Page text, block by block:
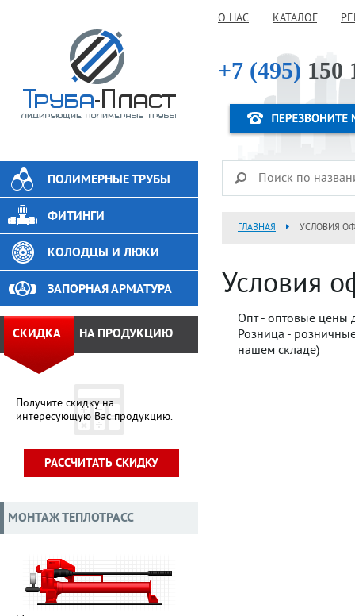
О НАС КАТАЛОГ
+7 (495) 150
ГЛАВНАЯ УСЛОВИЯ
Условия
Опт - оптовые цены
Розница -
нашем складе)
ПОЛИМЕРНЫЕ ТРУБЫ
ФИТИНГИ
КОЛОДЦЫ И ЛЮКИ
ЗАПОРНАЯ АРМАТУРА
Получите скидку на
интересующую Вас продукцию.
СКИДКА НА ПРОДУКЦИЮ
РАССЧИТАТЬ СКИДКУ
МОНТАЖ ТЕПЛОТРАСС